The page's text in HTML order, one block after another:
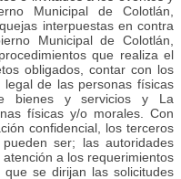
Municipal de Colotlán,
interpuestas en contra
Municipal de Colotlán,
que realiza el
obligados, contar con los
legal de las personas físicas
bienes y servicios y La
físicas y/o morales. Con
confidencial, los terceros
ser; las autoridades
a los requerimientos
se dirijan las solicitudes